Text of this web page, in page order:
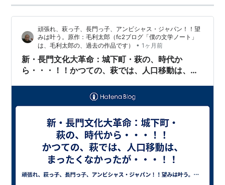
頑張れ、萩っ子、長門っ子、アンビシャス・ジャパン！！望
みは叶う。原作：毛利太郎（fc2ブログ「僕の文学ノート」
は、毛利太郎の、過去の作品です）
• 1ヶ月前
新・長門文化大革命：城下町・萩の、時代か
ら・・・！！かつての、萩では、人口移動は、ま